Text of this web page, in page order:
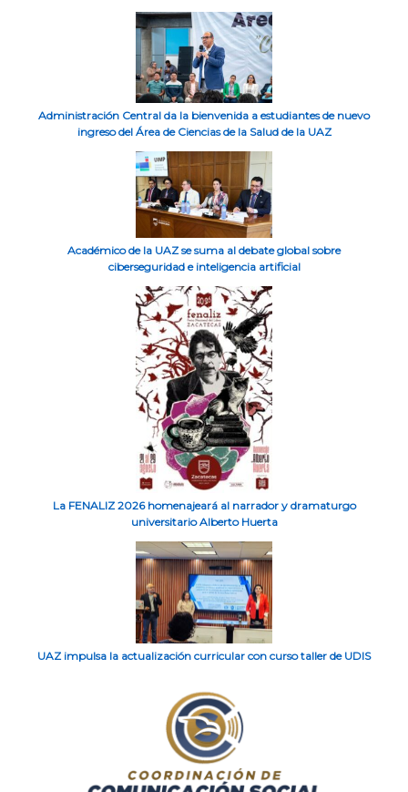
Administración Central da la bienvenida a estudiantes de nuevo
ingreso del Área de Ciencias de la Salud de la UAZ
Académico de la UAZ se suma al debate global sobre
ciberseguridad e inteligencia artificial
La FENALIZ 2026 homenajeará al narrador y dramaturgo
universitario Alberto Huerta
UAZ impulsa la actualización curricular con curso taller de UDIS